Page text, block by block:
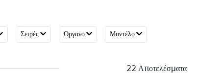
Σειρές Όργανο Μοντέλο
22 Αποτελέσματα